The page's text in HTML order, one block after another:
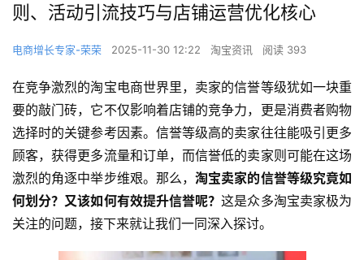
则、活动引流技巧与店铺运营优化核心
电商增长专家-荣荣 2025-11-30 12:22 淘宝资讯 阅读 393
在竞争激烈的淘宝电商世界里，卖家的信誉等级犹如一块重
要的敲门砖，它不仅影响着店铺的竞争力，更是消费者购物
选择时的关键参考因素。信誉等级高的卖家往往能吸引更多
顾客，获得更多流量和订单，而信誉低的卖家则可能在这场
激烈的角逐中举步维艰。那么，淘宝卖家的信誉等级究竟如
何划分？又该如何有效提升信誉呢？这是众多淘宝卖家极为
关注的问题，接下来就让我们一同深入探讨。